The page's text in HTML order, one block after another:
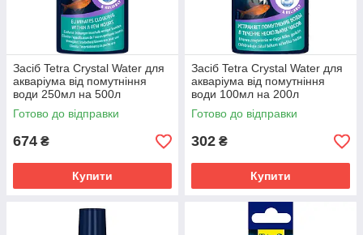
Засіб Tetra Crystal Water для
акваріума від помутніння
води 250мл на 500л
Готово до відправки
674 ₴
Купити
Засіб Tetra Crystal Water для
акваріума від помутніння
води 100мл на 200л
Готово до відправки
302 ₴
Купити